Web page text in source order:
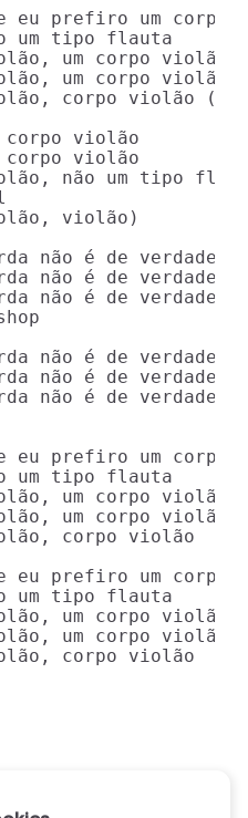
eu prefiro um corpo
um tipo flauta
um corpo
um corpo
corpo violão
violão
violão
não um tipo
violão)
não é de verdade
não é de verdade
não é de verdade
não é de verdade
não é de verdade
não é de verdade
eu prefiro um corpo
um tipo flauta
um corpo
um corpo
corpo violão
eu prefiro um corpo
um tipo flauta
um corpo
um corpo
corpo violão